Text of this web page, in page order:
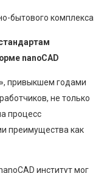
бытового комплекса
nanoCAD
привыкшем годами
не только
процесс
преимущества как
институт мог